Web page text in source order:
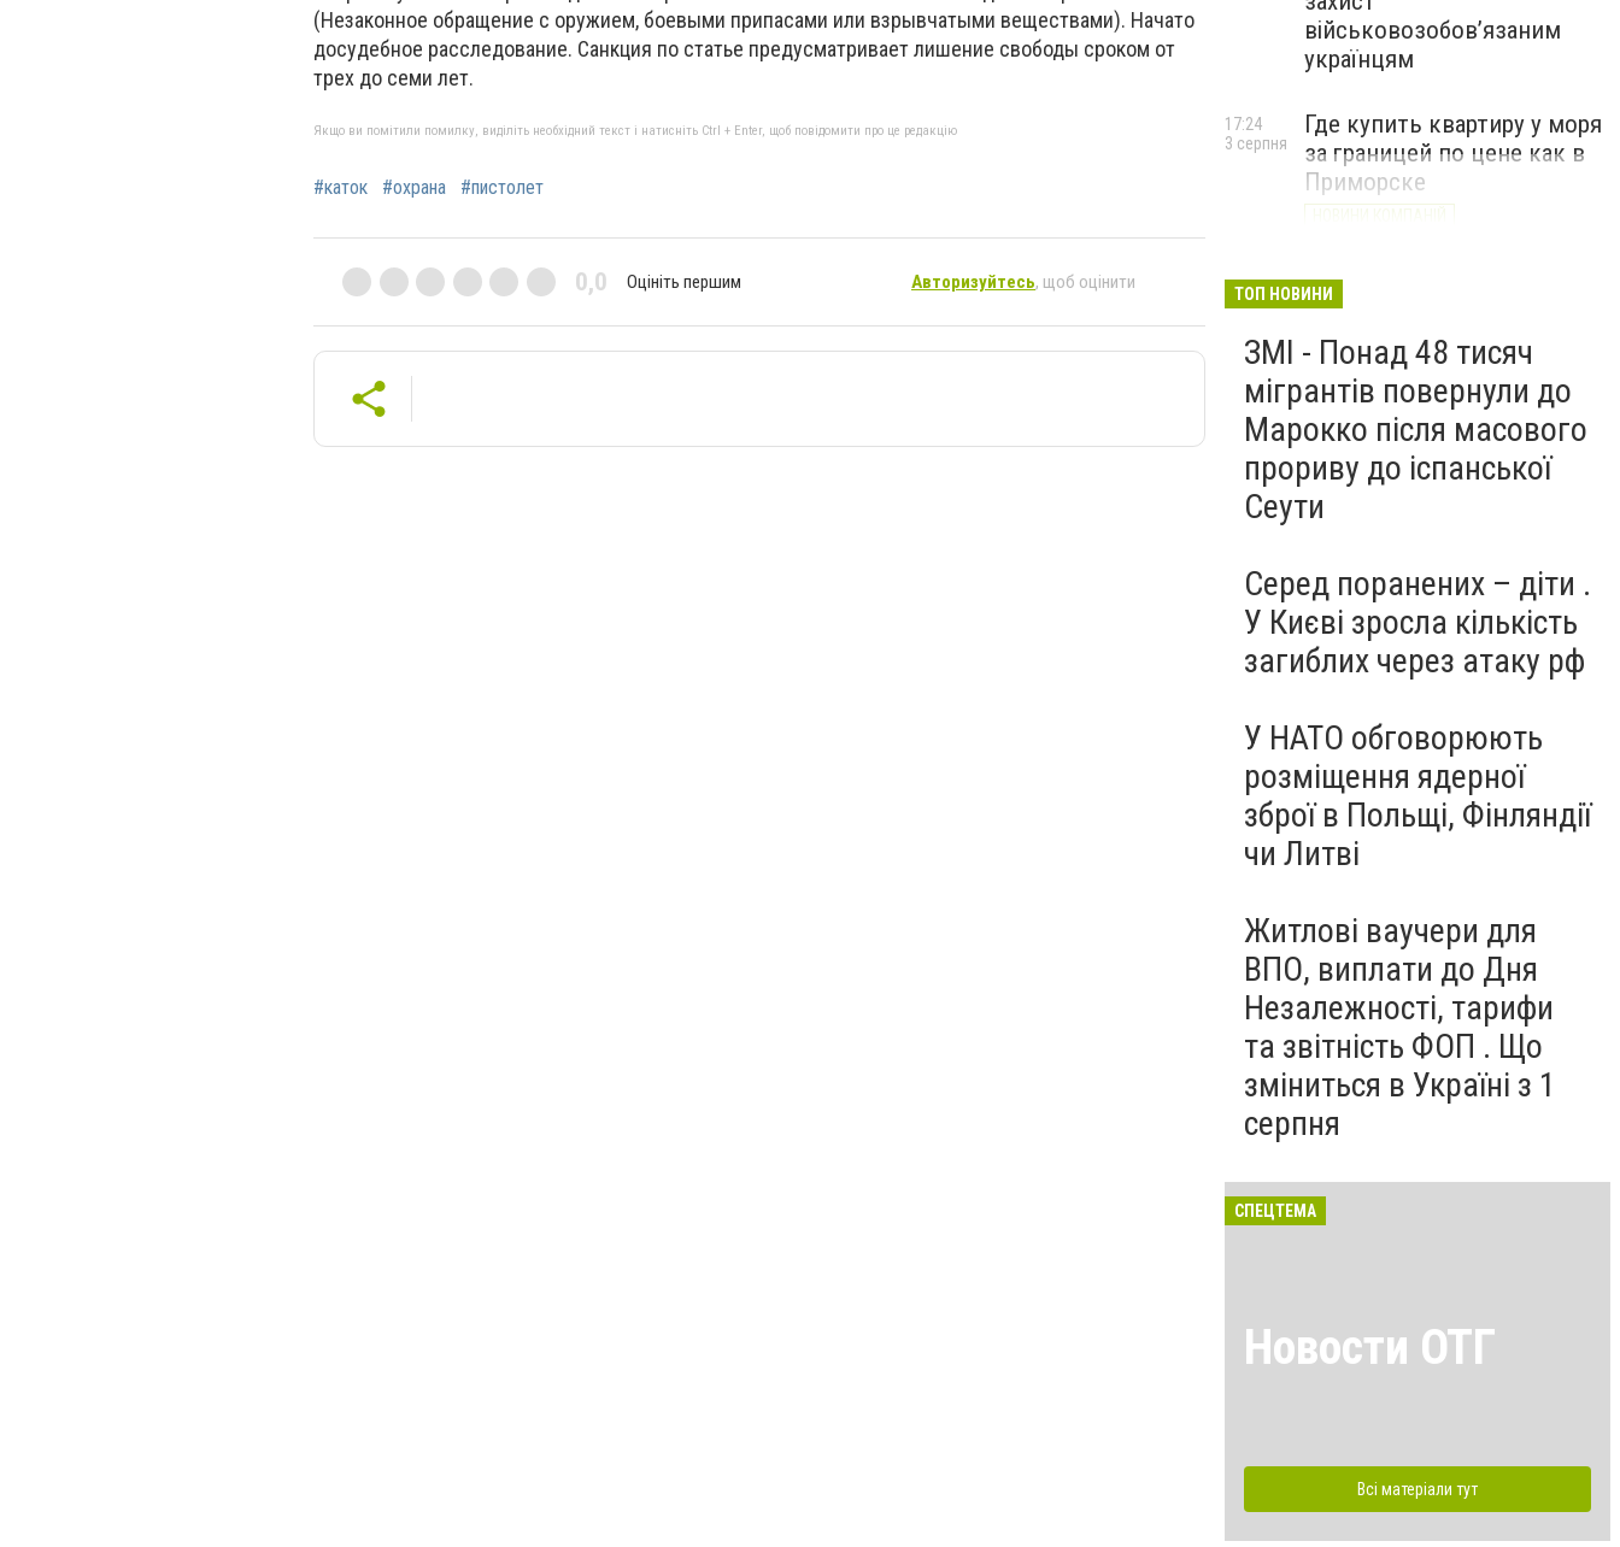
(Незаконное обращение с оружием, боевыми припасами или взрывчатыми веществами). Начато
досудебное расследование. Санкция по статье предусматривает лишение свободы сроком от
трех до семи лет.
Якщо ви помітили помилку, виділіть необхідний текст і натисніть Ctrl + Enter, щоб повідомити про це редакцію
#каток #охрана #пистолет
0,0 Оцініть першим Авторизуйтесь, щоб оцінити
військовозобов’язаним
українцям
Где купить квартиру у моря
за границей по цене как в
Приморске
17:24
3 серпня
ТОП НОВИНИ
ЗМІ - Понад 48 тисяч
мігрантів повернули до
Марокко після масового
прориву до іспанської
Сеути
Серед поранених – діти .
У Києві зросла кількість
загиблих через атаку рф
У НАТО обговорюють
розміщення ядерної
зброї в Польщі, Фінляндії
чи Литві
Житлові ваучери для
ВПО, виплати до Дня
Незалежності, тарифи
та звітність ФОП . Що
зміниться в Україні з 1
серпня
СПЕЦТЕМА
Новости ОТГ
Всі матеріали тут